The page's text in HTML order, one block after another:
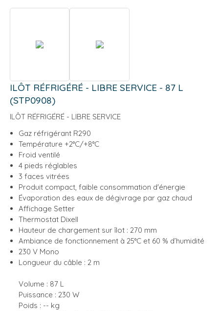
ILÔT RÉFRIGÉRÉ - LIBRE SERVICE - 87 L
(STP0908)
ILÔT RÉFRIGÉRÉ - LIBRE SERVICE
Gaz réfrigérant R290
Température +2°C/+8°C
Froid ventilé
4 pieds réglables
3 faces vitrées
Produit compact, faible consommation d'énergie
Évaporation des eaux de dégivrage par gaz chaud
Affichage Setter
Thermostat Dixell
Hauteur de chargement sur îlot : 270 mm
Ambiance de fonctionnement à 25°C et 60 % d’humidité
230 V Mono
Longueur du câble : 2 m
Volume : 87 L
Puissance : 230 W
Poids : -- kg